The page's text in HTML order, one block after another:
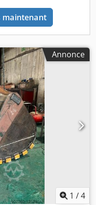
maintenant
Annonce
1 /4